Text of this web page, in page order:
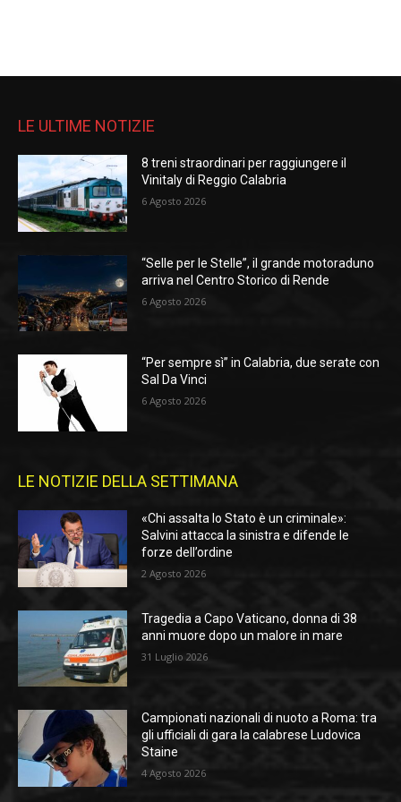
LE ULTIME NOTIZIE
8 treni straordinari per raggiungere il
Vinitaly di Reggio Calabria
6 Agosto 2026
“Selle per le Stelle”, il grande motoraduno
arriva nel Centro Storico di Rende
6 Agosto 2026
“Per sempre sì” in Calabria, due serate con
Sal Da Vinci
6 Agosto 2026
LE NOTIZIE DELLA SETTIMANA
«Chi assalta lo Stato è un criminale»:
Salvini attacca la sinistra e difende le
forze dell’ordine
2 Agosto 2026
Tragedia a Capo Vaticano, donna di 38
anni muore dopo un malore in mare
31 Luglio 2026
Campionati nazionali di nuoto a Roma: tra
gli ufficiali di gara la calabrese Ludovica
Staine
4 Agosto 2026